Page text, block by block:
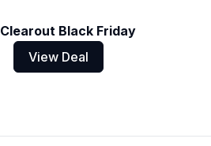
Clearout Black Friday
View Deal